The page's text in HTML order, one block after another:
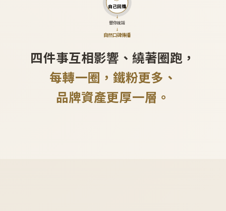
自己回購
↓
替你說話
↓
自然口碑傳播
四件事互相影響、繞著圈跑，
每轉一圈，鐵粉更多、
品牌資產更厚一層。